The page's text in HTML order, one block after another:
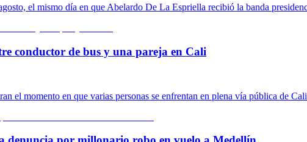
el mismo día en que Abelardo De La Espriella recibió la banda
conductor de bus y una pareja en Cali
el momento en que varias personas se enfrentan en plena vía pública de